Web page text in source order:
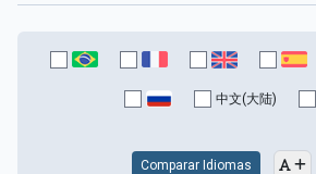
中文(大陆)
Comparar Idiomas